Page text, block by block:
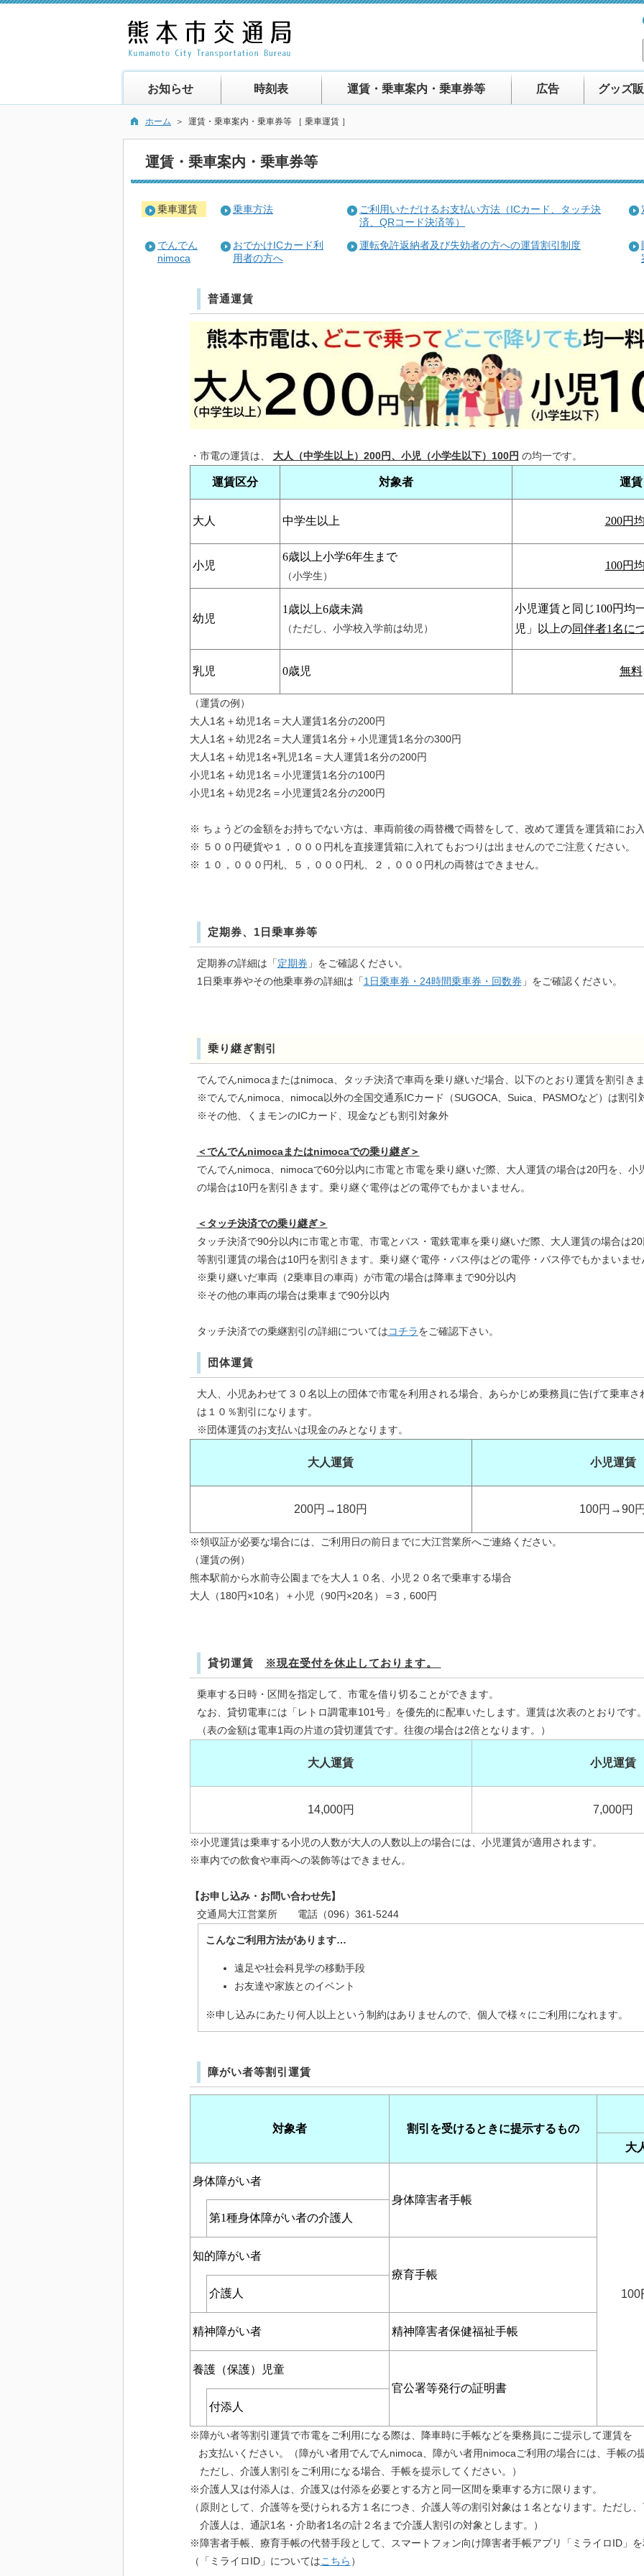
お知らせ 時刻表 運賃・乗車案内・乗車券等 広告 グッズ
ホーム ＞ 運賃・乗車案内・乗車券等 ［ 乗車運賃 ］
運賃・乗車案内・乗車券等
乗車運賃 乗車方法
ご利用いただけるお支払い方法（ICカード、タッチ決
済、QRコード決済等）
でんでん
nimoca
おでかけICカード利
用者の方へ
運転免許返納者及び失効者の方への運賃割引制度
普通運賃
・市電の運賃は、 大人（中学生以上）200円、小児（小学生以下）100円 の均一です。
運賃区分 対象者 運賃
大人 中学生以上 200円
小児
6歳以上小学6年生まで
（小学生）
100円
幼児
1 歳以上6歳未満
（ただし、小学校入学前は幼児）
小児運賃と同じ100円均
児」以上の同伴者1名に
乳児 0歳児 無料
（運賃の例）
大人1名＋幼児1名＝大人運賃1名分の200円
大人1名＋幼児2名＝大人運賃1名分＋小児運賃1名分の300円
大人1名＋幼児1名+乳児1名＝大人運賃1名分の200円
小児1名＋幼児1名＝小児運賃1名分の100円
小児1名＋幼児2名＝小児運賃2名分の200円
※ ちょうどの金額をお持ちでない方は、車両前後の両替機で両替をして、改めて運賃を運賃箱にお
※ ５００円硬貨や１，０００円札を直接運賃箱に入れてもおつりは出ませんのでご注意ください。
※ １０，０００円札、５，０００円札、２，０００円札の両替はできません。
定期券、1日乗車券等
定期券の詳細は「定期券 」をご確認ください。
1日乗車券やその他乗車券の詳細は「1日乗車券・24時間乗車券・回数券 」をご確認ください。
乗り継ぎ割引
でんでんnimocaまたはnimoca、タッチ決済で車両を乗り継いだ場合、以下のとおり運賃を割引き
※でんでんnimoca、nimoca以外の全国交通系ICカード（SUGOCA、Suica、PASMOなど）は割引
※その他、くまモンのICカード、現金なども割引対象外
＜でんでんnimocaまたはnimocaでの乗り継ぎ＞
でんでんnimoca、nimocaで60分以内に市電と市電を乗り継いだ際、大人運賃の場合は20円を、小
の場合は10円を割引きます。乗り継ぐ電停はどの電停でもかまいません。
＜タッチ決済での乗り継ぎ＞
タッチ決済で90分以内に市電と市電、市電とバス・電鉄電車を乗り継いだ際、大人運賃の場合は
等割引運賃の場合は10円を割引きます。乗り継ぐ電停・バス停はどの電停・バス停でもかまいませ
※乗り継いだ車両（2乗車目の車両）が市電の場合は降車まで90分以内
※その他の車両の場合は乗車まで90分以内
タッチ決済での乗継割引の詳細についてはコチラをご確認下さい。
団体運賃
大人、小児あわせて３０名以上の団体で市電を利用される場合、あらかじめ乗務員に告げて乗車
は１０％割引になります。
※団体運賃のお支払いは現金のみとなります。
大人運賃 小児運賃
200円→180円 100円→90
※領収証が必要な場合には、ご利用日の前日までに大江営業所へご連絡ください。
（運賃の例）
熊本駅前から水前寺公園までを大人１０名、小児２０名で乗車する場合
大人（180円×10名）＋小児（90円×20名）＝3，600円
貸切運賃 ※現在受付を休止しております。
乗車する日時・区間を指定して、市電を借り切ることができます。
なお、貸切電車には「レトロ調電車101号」を優先的に配車いたします。運賃は次表のとおりです
（表の金額は電車1両の片道の貸切運賃です。往復の場合は2倍となります。）
大人運賃 小児運賃
14,000円 7,000円
※小児運賃は乗車する小児の人数が大人の人数以上の場合には、小児運賃が適用されます。
※車内での飲食や車両への装飾等はできません。
【お申し込み・お問い合わせ先】
交通局大江営業所 電話（096）361-5244
こんなご利用方法があります…
遠足や社会科見学の移動手段
お友達や家族とのイベント
※申し込みにあたり何人以上という制約はありませんので、個人で様々にご利用になれます。
障がい者等割引運賃
対象者
割引を受けるときに提示するもの
大
身体障がい者
身体障害者手帳
100
第1種身体障がい者の介護人
知的障がい者
療育手帳
介護人
精神障がい者 精神障害者保健福祉手帳
養護（保護）児童
官公署等発行の証明書
付添人
※障がい者等割引運賃で市電をご利用になる際は、降車時に手帳などを乗務員にご提示して運賃を
お支払いください。（障がい者用でんでんnimoca、障がい者用nimocaご利用の場合には、手帳の
ただし、介護人割引をご利用になる場合、手帳を提示してください。）
※介護人又は付添人は、介護又は付添を必要とする方と同一区間を乗車する方に限ります。
（原則として、介護等を受けられる方１名につき、介護人等の割引対象は１名となります。ただし
介護人は、通訳1名・介助者1名の計２名まで介護人割引の対象とします。）
※障害者手帳、療育手帳の代替手段として、スマートフォン向け障害者手帳アプリ「ミライロID」
（「ミライロID」についてはこちら ）